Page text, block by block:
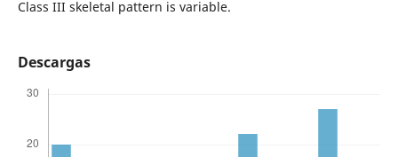
Class III skeletal pattern is variable.
Descargas